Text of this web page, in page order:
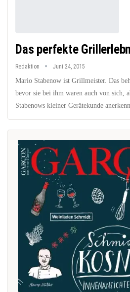
Das perfekte
Redaktion Juni 24, 2015
Mario Stabenow ist Grillmeister. Das
bevor sie bei ihm waren auch von sich,
Stabenows kleiner Gerätekunde